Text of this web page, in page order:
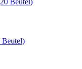
Beutel)